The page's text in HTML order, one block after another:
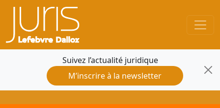
Suivez l’actualité juridique
M’inscrire à la newsletter